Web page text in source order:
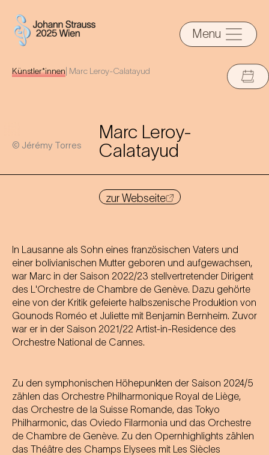
Menu
Künstler*innen Marc Leroy-Calatayud
© Jérémy Torres
Marc Leroy-
Calatayud
zur Webseite
In Lausanne als Sohn eines französischen Vaters und
einer bolivianischen Mutter geboren und aufgewachsen,
war Marc in der Saison 2022/23 stellvertretender Dirigent
des L'Orchestre de Chambre de Genève. Dazu gehörte
eine von der Kritik gefeierte halbszenische Produktion von
Gounods Roméo et Juliette mit Benjamin Bernheim. Zuvor
war er in der Saison 2021/22 Artist-in-Residence des
Orchestre National de Cannes.
Zu den symphonischen Höhepunkten der Saison 2024/5
zählen das Orchestre Philharmonique Royal de Liège,
das Orchestre de la Suisse Romande, das Tokyo
Philharmonic, das Oviedo Filarmonia und das Orchestre
de Chambre de Genève. Zu den Opernhighlights zählen
das Théâtre des Champs Elysees mit Les Siècles